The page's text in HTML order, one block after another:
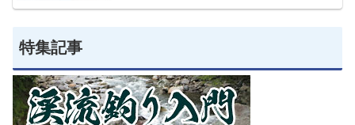
特集記事